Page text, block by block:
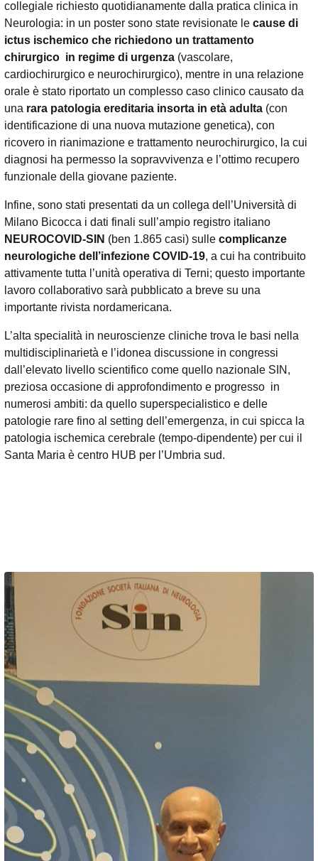
collegiale richiesto quotidianamente dalla pratica clinica in
Neurologia: in un poster sono state revisionate le cause di
ictus ischemico che richiedono un trattamento
chirurgico in regime di urgenza (vascolare,
cardiochirurgico e neurochirurgico), mentre in una relazione
orale è stato riportato un complesso caso clinico causato da
una rara patologia ereditaria insorta in età adulta (con
identificazione di una nuova mutazione genetica), con
ricovero in rianimazione e trattamento neurochirurgico, la cui
diagnosi ha permesso la sopravvivenza e l’ottimo recupero
funzionale della giovane paziente.
Infine, sono stati presentati da un collega dell’Università di
Milano Bicocca i dati finali sull’ampio registro italiano
NEUROCOVID-SIN (ben 1.865 casi) sulle complicanze
neurologiche dell’infezione COVID-19, a cui ha contribuito
attivamente tutta l’unità operativa di Terni; questo importante
lavoro collaborativo sarà pubblicato a breve su una
importante rivista nordamericana.
L’alta specialità in neuroscienze cliniche trova le basi nella
multidisciplinarietà e l’idonea discussione in congressi
dall’elevato livello scientifico come quello nazionale SIN,
preziosa occasione di approfondimento e progresso in
numerosi ambiti: da quello superspecialistico e delle
patologie rare fino al setting dell’emergenza, in cui spicca la
patologia ischemica cerebrale (tempo-dipendente) per cui il
Santa Maria è centro HUB per l’Umbria sud.